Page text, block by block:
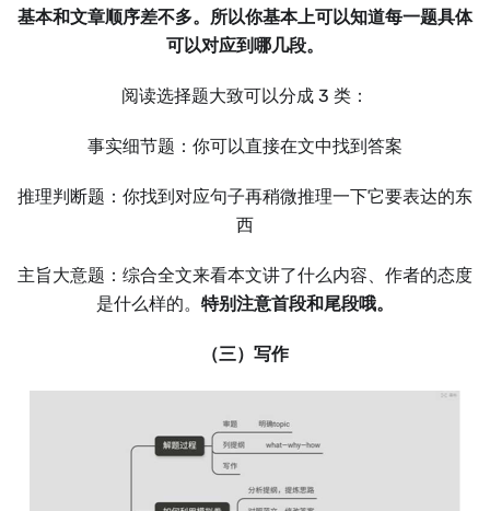
基本和文章顺序差不多。所以你基本上可以知道每一题具体
可以对应到哪几段。
阅读选择题大致可以分成 3 类：
事实细节题：你可以直接在文中找到答案
推理判断题：你找到对应句子再稍微推理一下它要表达的东
西
主旨大意题：综合全文来看本文讲了什么内容、作者的态度
是什么样的。 特别注意首段和尾段哦。
（三）写作